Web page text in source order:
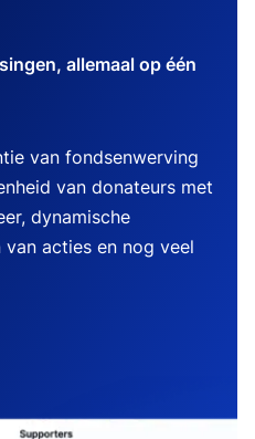
allemaal op één
van fondsenwerving
van donateurs met
dynamische
acties en nog veel